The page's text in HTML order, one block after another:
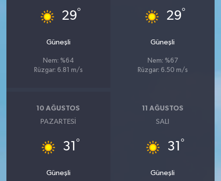
29°
Güneşli
Nem: %64
Rüzgar: 6.81 m/s
29°
Güneşli
Nem: %67
Rüzgar: 6.50 m/s
10 AĞUSTOS
PAZARTESI
31 °
Güneşli
11 AĞUSTOS
SALI
31 °
Güneşli